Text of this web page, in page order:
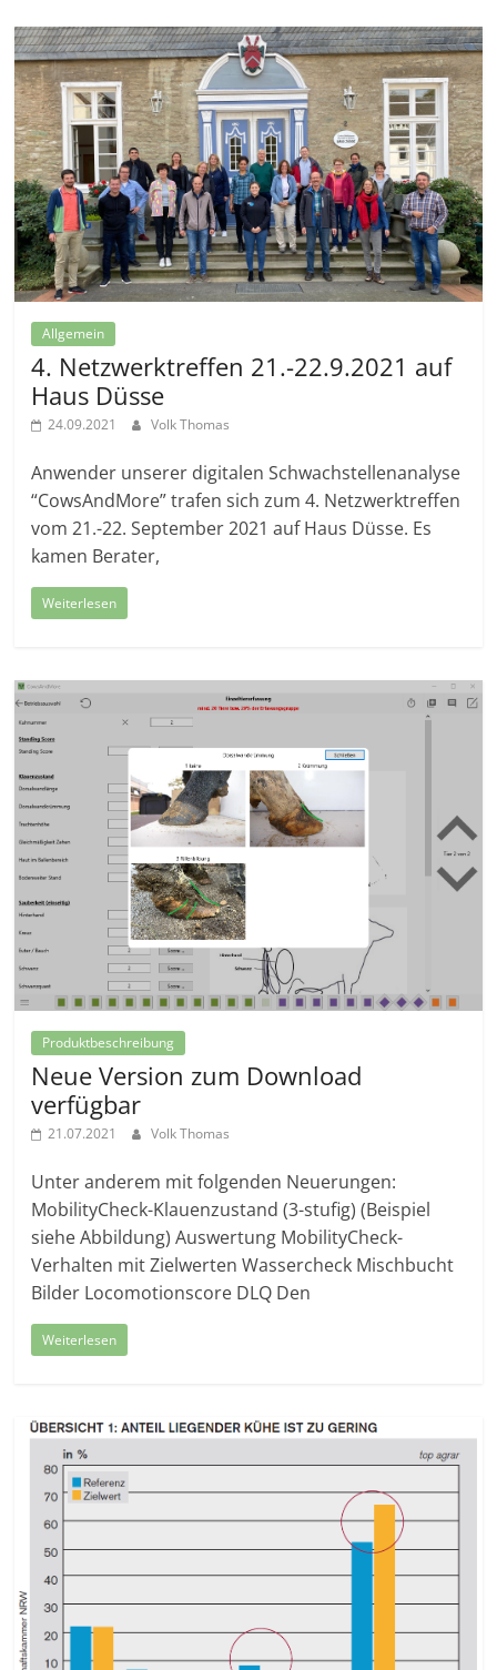
Allgemein
4. Netzwerktreffen 21.-22.9.2021 auf
Haus Düsse
24.09.2021 Volk Thomas
Anwender unserer digitalen Schwachstellenanalyse
“CowsAndMore” trafen sich zum 4. Netzwerktreffen
vom 21.-22. September 2021 auf Haus Düsse. Es
kamen Berater,
Weiterlesen
Produktbeschreibung
Neue Version zum Download
verfügbar
21.07.2021 Volk Thomas
Unter anderem mit folgenden Neuerungen:
MobilityCheck-Klauenzustand (3-stufig) (Beispiel
siehe Abbildung) Auswertung MobilityCheck-
Verhalten mit Zielwerten Wassercheck Mischbucht
Bilder Locomotionscore DLQ Den
Weiterlesen